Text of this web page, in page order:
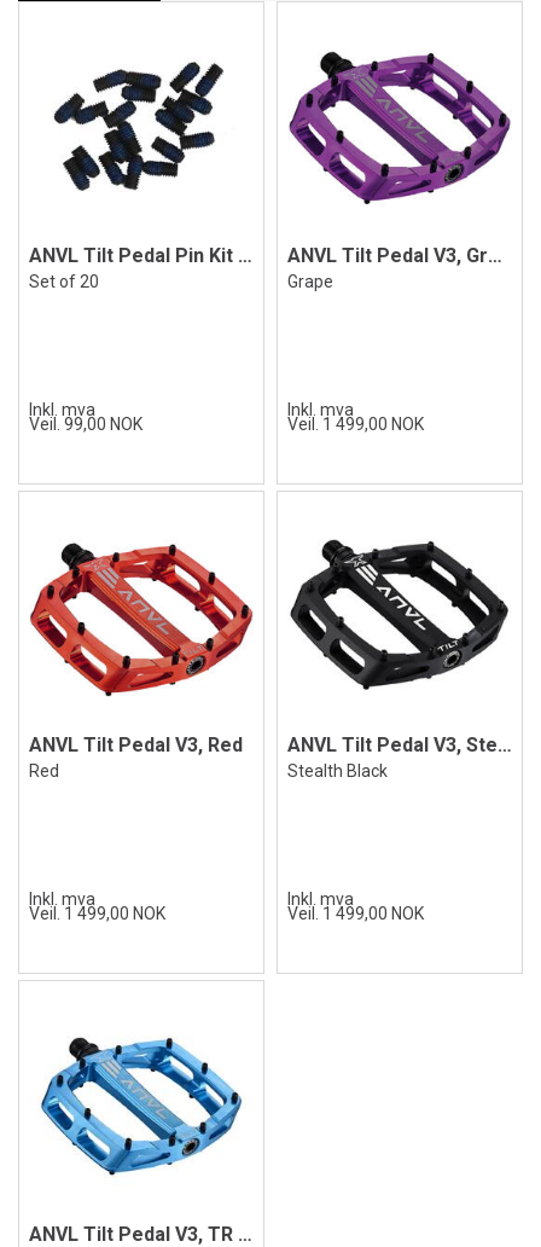
ANVL Tilt Pedal Pin Kit M4 x 8mm
Set of 20
Inkl. mva
Veil. 99,00 NOK
ANVL Tilt Pedal V3, Grape
Grape
Inkl. mva
Veil. 1 499,00 NOK
ANVL Tilt Pedal V3, Red
Red
Inkl. mva
Veil. 1 499,00 NOK
ANVL Tilt Pedal V3, Stealth Black
Stealth Black
Inkl. mva
Veil. 1 499,00 NOK
ANVL Tilt Pedal V3, TR Blue